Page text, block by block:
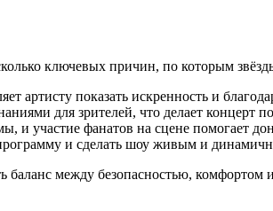
ключевых причин, по которым
артисту показать искренность и
для зрителей, что делает концерт
участие фанатов на сцене помогает
и сделать шоу живым и
баланс между безопасностью,